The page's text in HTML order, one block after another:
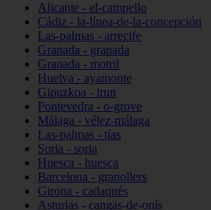
Alicante - el-campello
Cádiz - la-línea-de-la-concepción
Las-palmas - arrecife
Granada - granada
Granada - motril
Huelva - ayamonte
Gipuzkoa - irun
Pontevedra - o-grove
Málaga - vélez-málaga
Las-palmas - tías
Soria - soria
Huesca - huesca
Barcelona - granollers
Girona - cadaqués
Asturias - cangas-de-onís